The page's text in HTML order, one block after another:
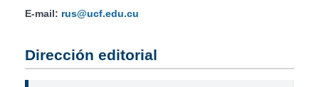
E-mail: rus@ucf.edu.cu
Dirección editorial